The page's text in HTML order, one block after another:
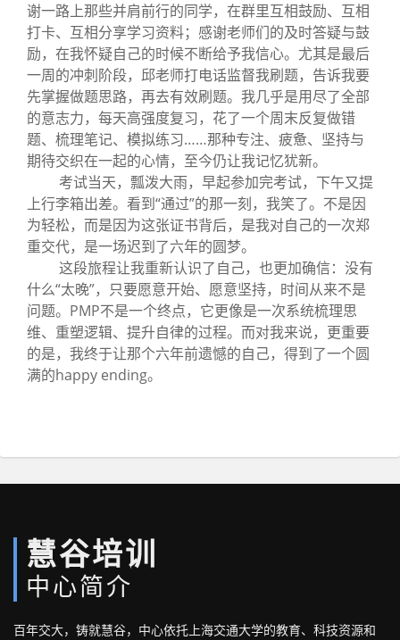
谢一路上那些并肩前行的同学，在群里互相鼓励、互相
打卡、互相分享学习资料；感谢老师们的及时答疑与鼓
励，在我怀疑自己的时候不断给予我信心。尤其是最后
一周的冲刺阶段，邱老师打电话监督我刷题，告诉我要
先掌握做题思路，再去有效刷题。我几乎是用尽了全部
的意志力，每天高强度复习，花了一个周末反复做错
题、梳理笔记、模拟练习……那种专注、疲惫、坚持与
期待交织在一起的心情，至今仍让我记忆犹新。
考试当天，瓢泼大雨，早起参加完考试，下午又提
上行李箱出差。看到“通过”的那一刻，我笑了。不是因
为轻松，而是因为这张证书背后，是我对自己的一次郑
重交代，是一场迟到了六年的圆梦。
这段旅程让我重新认识了自己，也更加确信：没有
什么“太晚”，只要愿意开始、愿意坚持，时间从来不是
问题。PMP不是一个终点，它更像是一次系统梳理思
维、重塑逻辑、提升自律的过程。而对我来说，更重要
的是，我终于让那个六年前遗憾的自己，得到了一个圆
满的happy ending。
慧谷培训
中心简介
百年交大，铸就慧谷，中心依托上海交通大学的教育、科技资源和